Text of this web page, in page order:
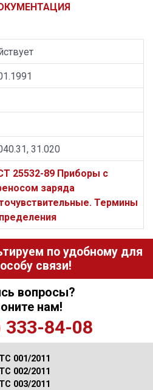
31.020
25532-89 Приборы с
заряда
Термины
по удобному для
связи!
вопросы?
нам!
333-84-08
001/2011
002/2011
003/2011